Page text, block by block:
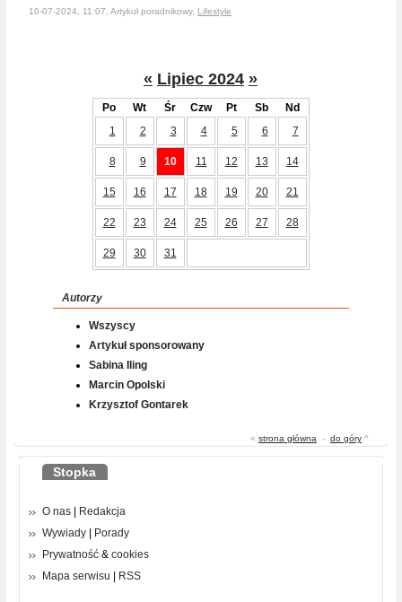
10-07-2024, 11:07, Artykuł poradnikowy, Lifestyle
« Lipiec 2024 »
Po Wt Śr Czw Pt Sb
Nd
1
2 3 4 5 6 7
8 9 10 11 12 13 14
15 16 17 18 19 20 21
22 23 24 25 26 27 28
29 30 31
Autorzy
Wszyscy
Artykuł sponsorowany
Sabina Iling
Marcin Opolski
Krzysztof Gontarek
« strona główna - do góry ^
Stopka
O nas
Redakcja
Wywiady
Porady
Prywatność & cookies
Mapa serwisu
RSS